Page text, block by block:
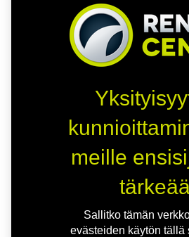
meille
Sallitko tämän
evästeiden käytön tällä